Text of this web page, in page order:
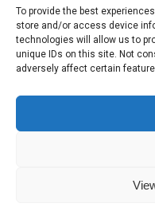
To provide the best
store and/or access device
technologies will allow us to
unique IDs on this site. Not
adversely affect certain